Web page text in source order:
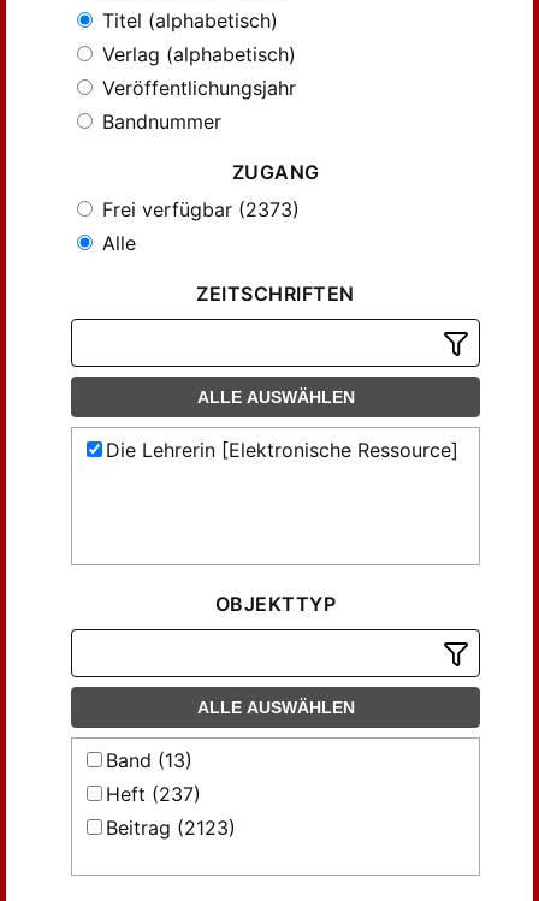
Titel (alphabetisch)
Verlag (alphabetisch)
Veröffentlichungsjahr
Bandnummer
ZUGANG
Frei verfügbar (2373)
Alle
ZEITSCHRIFTEN
ALLE AUSWÄHLEN
Die Lehrerin [Elektronische Ressource]
OBJEKTTYP
ALLE AUSWÄHLEN
Band (13)
Heft (237)
Beitrag (2123)